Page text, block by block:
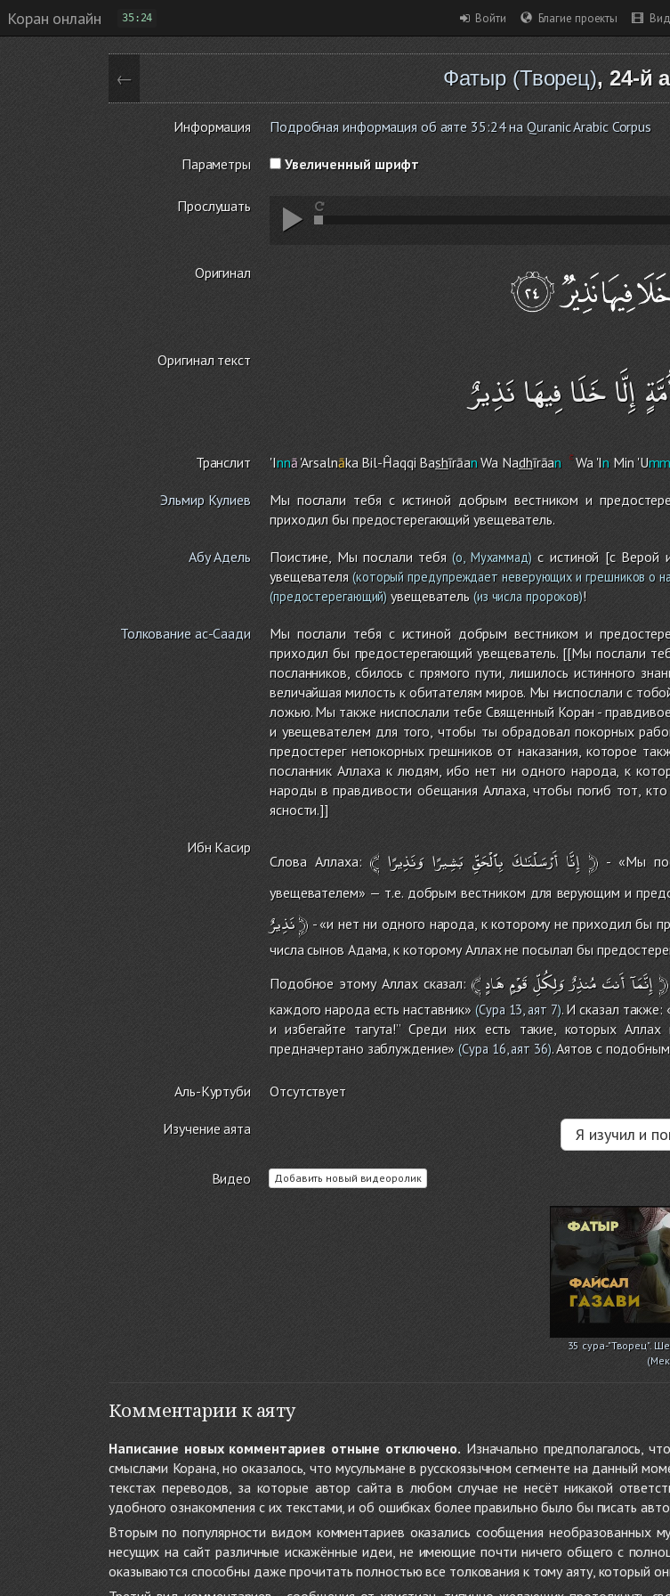
Коран онлайн 35:24 Войти Благие проекты
← Фатыр (Творец), 24-й
Информация Подробная информация об аяте 35:24 на Quranic Arabic Corpus
Параметры Увеличенный шрифт
Прослушать
Оригинал
Оригинал текст
إِلَّا خَلَا فِيهَا نَذِيرٌ
Транслит 'Innā'Arsalnāka Bil-Ĥaqqi BashīrāanWa Nadhīrāan Wa 'In Min 'U
Эльмир Кулиев
Мы послали тебя с истиной добрым вестником и
приходил бы предостерегающий увещеватель.
Абу Адель Поистине, Мы послали тебя(о, Мухаммад)с истиной [с Верой
увещевателя(который предупреждает неверующих и грешников о
(предостерегающий) увещеватель (из числа пророков)!
Толкование ас-Саади
Мы послали тебя с истиной добрым вестником и
приходил бы предостерегающий увещеватель. [[Мы послали
посланников, сбилось с прямого пути, лишилось истинного
величайшая милость к обитателям миров. Мы ниспослали с
ложью. Мы также ниспослали тебе Священный Коран -
и увещевателем для того, чтобы ты обрадовал покорных
предостерег непокорных грешников от наказания, которое
посланник Аллаха к людям, ибо нет ни одного народа, к
народы в правдивости обещания Аллаха, чтобы погиб тот,
ясности.]]
Ибн Касир
Слова Аллаха:﴾ إِنَّا أَرْسَلْنَـٰكَ بِٱلْحَقِّ بَشِيرًا وَنَذِيرًا ﴿- «Мы
увещевателем» — т.е. добрым вестником для верующим и
نَذِيرٌ﴿- «и нет ни одного народа, к которому не приходил бы
числа сынов Адама, к которому Аллах не посылал бы
Подобное этому Аллах сказал:﴾ إِنَّمَآأَنتَ مُنذِرٌوَلِكُلِّقَوْمٍهَادٍ ﴿
каждого народа есть наставник» (Сура 13, аят 7). И сказал также:
и избегайте тагута!’’ Среди них есть такие, которых
предначертано заблуждение» (Сура 16, аят 36). Аятов с
Аль-Куртуби Отсутствует
Изучение аята Я изучил и
Видео Добавить новый видеоролик
35 сура-"Творец".
Комментарии к аяту
Написание новых комментариев отныне отключено. Изначально предполагалось,
смыслами Корана, но оказалось, что мусульмане в русскоязычном сегменте на данный
текстах переводов, за которые автор сайта в любом случае не несёт никакой
удобного ознакомления с их текстами, и об ошибках более правильно было бы писать
Вторым по популярности видом комментариев оказались сообщения необразованных
несущих на сайт различные искажённые идеи, не имеющие почти ничего общего с
оказываются способны даже прочитать полностью все толкования к тому аяту, который